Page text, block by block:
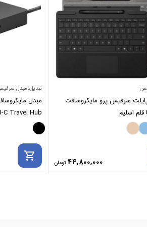
سرفیس پرو مایکروسافت
اسلیم
44,800,000
تبدیل‌ومبدل
مبدل
Travel Hub
shopping_cart